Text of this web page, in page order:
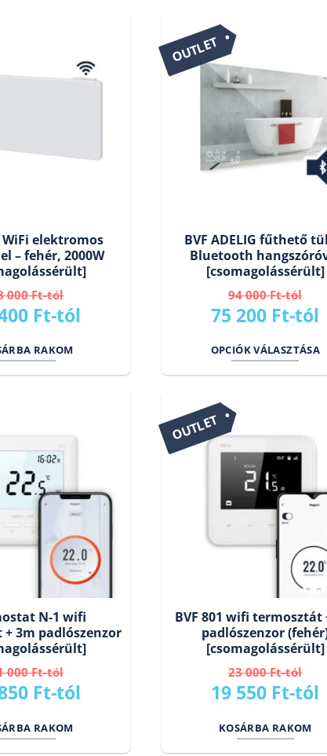
000 Ft.
WiFi elektromos
– fehér, 2000W
000Ft
Ft
RAKOM
OUTLET
BVF ADELIG fűthető
Bluetooth
[csomagolássérült]
94 000Ft
Original
price
was:
000 Ft.
75 200 Ft
OPCIÓK VÁLASZTÁSA
N-1 wifi
3m padlószenzor
000Ft
Ft
RAKOM
OUTLET
BVF 801 wifi termosztát
padlószenzor
[csomagolássérült]
23 000Ft
Original
price
was:
19 550 Ft
KOSÁRBA RAKOM